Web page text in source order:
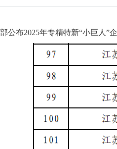
公布2025年专精特新“小巨人”